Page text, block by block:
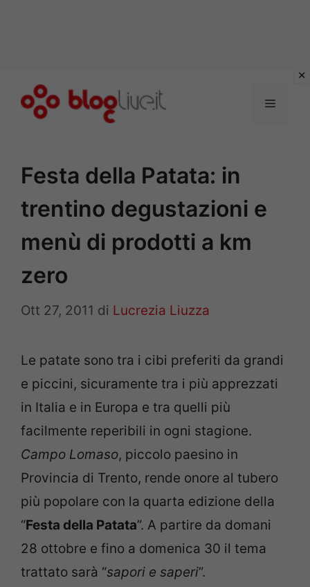
Menu
Festa della Patata: in
trentino degustazioni e
menù di prodotti a km
zero
Ott 27, 2011 di Lucrezia Liuzza
Le patate sono tra i cibi preferiti da grandi
e piccini, sicuramente tra i più apprezzati
in Italia e in Europa e tra quelli più
facilmente reperibili in ogni stagione.
Campo Lomaso, piccolo paesino in
Provincia di Trento, rende onore al tubero
più popolare con la quarta edizione della
“Festa della Patata”. A partire da domani
28 ottobre e fino a domenica 30 il tema
trattato sarà “sapori e saperi”.